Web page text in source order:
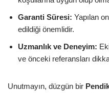
Garanti Süresi: Yapılan
edildiği önemlidir.
Uzmanlık ve Deneyim:
ve önceki referansları
Unutmayın, düzgün bir